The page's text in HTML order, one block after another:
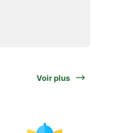
Voir plus